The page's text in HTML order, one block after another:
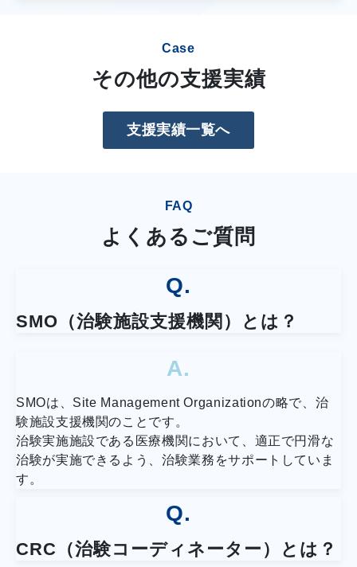
Case
その他の支援実績
支援実績一覧へ
FAQ
よくあるご質問
Q.
SMO（治験施設支援機関）とは？
A.
SMOは、Site Management Organizationの略で、治
験施設支援機関のことです。
治験実施施設である医療機関において、適正で円滑な
治験が実施できるよう、治験業務をサポートしていま
す。
Q.
CRC（治験コーディネーター）とは？